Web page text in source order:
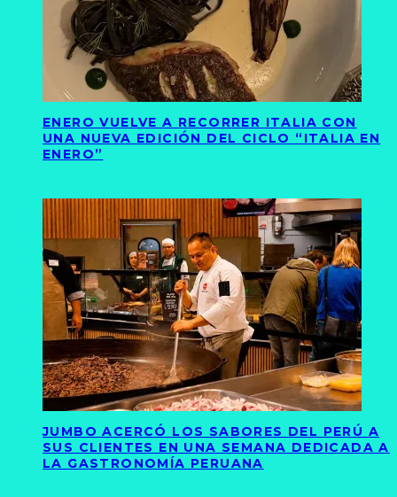
ENERO VUELVE A RECORRER ITALIA CON
UNA NUEVA EDICIÓN DEL CICLO “ITALIA EN
ENERO”
JUMBO ACERCÓ LOS SABORES DEL PERÚ A
SUS CLIENTES EN UNA SEMANA DEDICADA A
LA GASTRONOMÍA PERUANA